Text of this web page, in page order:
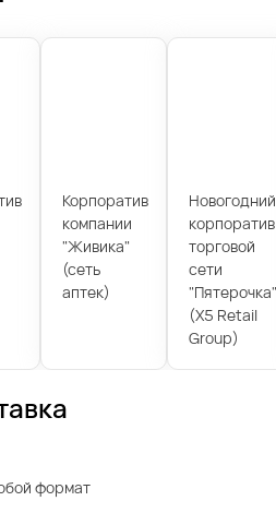
Корпоратив
компании
"Живика"
(сеть
аптек)
Новогодний
корпоратив
торговой
сети
"Пятерочка"
(X5 Retail
Group)
формат